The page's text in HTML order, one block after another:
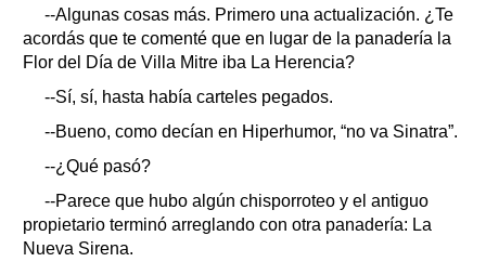
--Algunas cosas más. Primero una actualización. ¿Te
acordás que te comenté que en lugar de la panadería la
Flor del Día de Villa Mitre iba La Herencia?
--Sí, sí, hasta había carteles pegados.
--Bueno, como decían en Hiperhumor, “no va Sinatra”.
--¿Qué pasó?
--Parece que hubo algún chisporroteo y el antiguo
propietario terminó arreglando con otra panadería: La
Nueva Sirena.